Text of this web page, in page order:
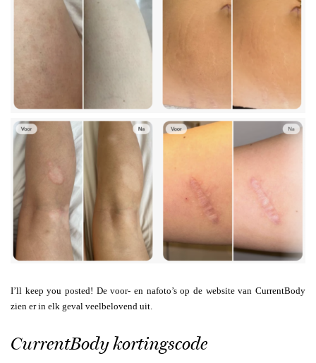
I’ll keep you posted! De voor- en nafoto’s op de website van CurrentBody
zien er in elk geval veelbelovend uit.
CurrentBody kortingscode